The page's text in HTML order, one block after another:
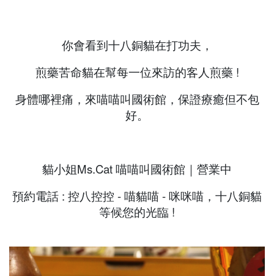
你會看到十八銅貓在打功夫，
煎藥苦命貓在幫每一位來訪的客人煎藥 !
身體哪裡痛，來喵喵叫國術館，保證療癒但不包
好。
貓小姐Ms.Cat 喵喵叫國術館｜營業中
預約電話 : 控八控控 - 喵貓喵 - 咪咪喵，十八銅貓
等候您的光臨 !